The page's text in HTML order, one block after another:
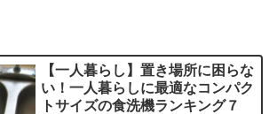
【一人暮らし】置き場所に困らな
い！一人暮らしに最適なコンパク
トサイズの食洗機ランキング７